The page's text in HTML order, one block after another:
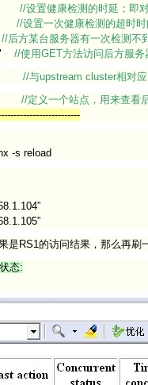
//设置健康检测的时延；即
//设置一次健康检测的超时
//后方某台服务器有一次检测不
//使用GET方法访问后方服
//与upstream cluster相对
//定义一个站点，用来查看
-s reload
是RS1的访问结果，那么再
态: